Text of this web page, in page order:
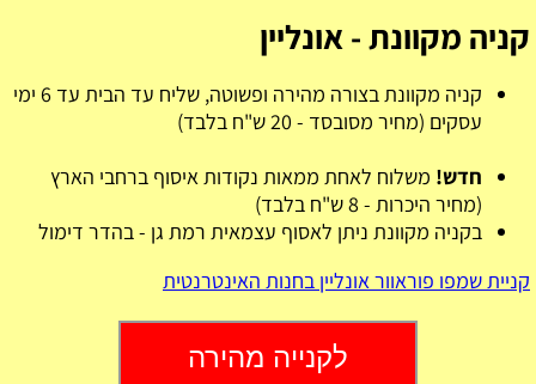
קניה מקוונת - אונליין
קניה מקוונת בצורה מהירה ופשוטה, שליח עד הבית עד 6 ימי
עסקים (מחיר מסובסד - 20 ש"ח בלבד)
חדש! משלוח לאחת ממאות נקודות איסוף ברחבי הארץ
(מחיר היכרות - 8 ש"ח בלבד)
בקניה מקוונת ניתן לאסוף עצמאית רמת גן - בהדר דימול
קניית שמפו פוראוור אונליין בחנות האינטרנטית
לקנייה מהירה